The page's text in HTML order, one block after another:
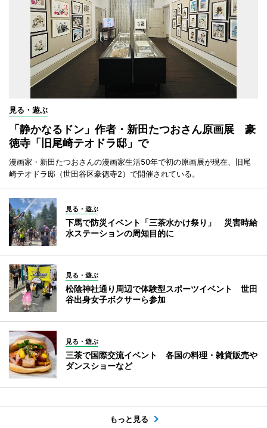
見る・遊ぶ
「静かなるドン」作者・新田たつおさん原画展 豪
徳寺「旧尾崎テオドラ邸」で
漫画家・新田たつおさんの漫画家生活50年で初の原画展が現在、旧尾
崎テオドラ邸（世田谷区豪徳寺2）で開催されている。
見る・遊ぶ
下馬で防災イベント「三茶水かけ祭り」 災害時給
水ステーションの周知目的に
見る・遊ぶ
松陰神社通り周辺で体験型スポーツイベント 世田
谷出身女子ボクサーら参加
見る・遊ぶ
三茶で国際交流イベント 各国の料理・雑貨販売や
ダンスショーなど
もっと見る